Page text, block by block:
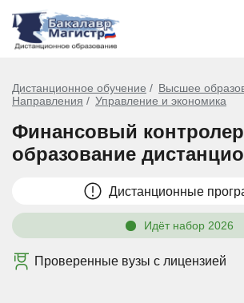
Дистанционное обучение
Высшее
Направления
Управление и экономика
Финансовый
образование
Дистанционные
Идёт набор 2026
Проверенные вузы с лицензией